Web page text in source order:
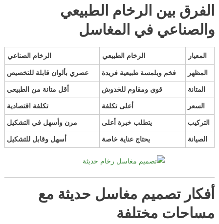
الفرق بين الرخام الطبيعي
والصناعي في المغاسل
المعيار الرخام الطبيعي
الرخام الصناعي
المظهر
فخم وبلمسة طبيعية فريدة
عصري بألوان قابلة للتخصيص
المتانة
قوي ومقاوم للخدوش
أقل متانة من الطبيعي
السعر
أعلى تكلفة
تكلفة اقتصادية
التركيب
يتطلب خبرة أعلى
مرن وأسهل في التشكيل
الصيانة
يحتاج عناية خاصة أسهل وقابل للتشكيل
أفكار تصميم مغاسل حديثة مع
مساحات مختلفة